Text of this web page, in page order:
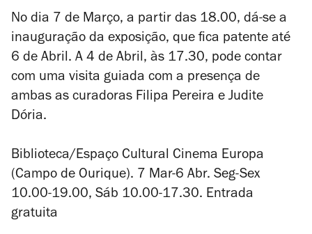
No dia 7 de Março, a partir das 18.00, dá-se a
inauguração da exposição, que fica patente até
6 de Abril. A 4 de Abril, às 17.30, pode contar
com uma visita guiada com a presença de
ambas as curadoras Filipa Pereira e Judite
Dória.
Biblioteca/Espaço Cultural Cinema Europa
(Campo de Ourique). 7 Mar-6 Abr. Seg-Sex
10.00-19.00, Sáb 10.00-17.30. Entrada
gratuita